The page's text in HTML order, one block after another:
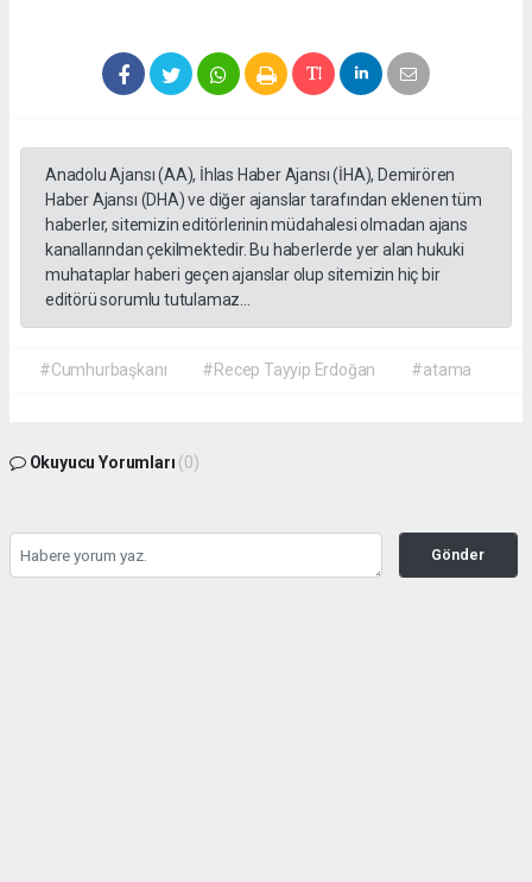
Anadolu Ajansı (AA), İhlas Haber Ajansı (İHA), Demirören
Haber Ajansı (DHA) ve diğer ajanslar tarafından eklenen tüm
haberler, sitemizin editörlerinin müdahalesi olmadan ajans
kanallarından çekilmektedir. Bu haberlerde yer alan hukuki
muhataplar haberi geçen ajanslar olup sitemizin hiç bir
editörü sorumlu tutulamaz...
#Cumhurbaşkanı #Recep Tayyip Erdoğan #atama
Okuyucu Yorumları (0)
Gönder